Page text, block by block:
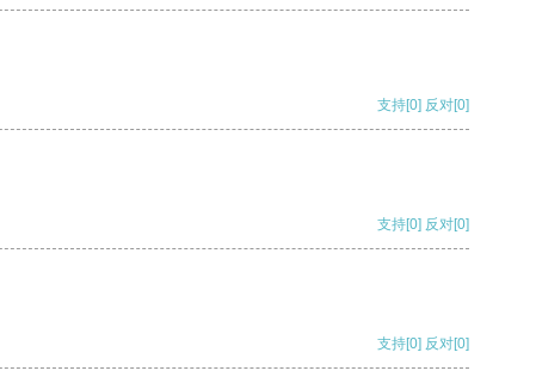
支持[0] 反对[0]
支持[0] 反对[0]
支持[0] 反对[0]